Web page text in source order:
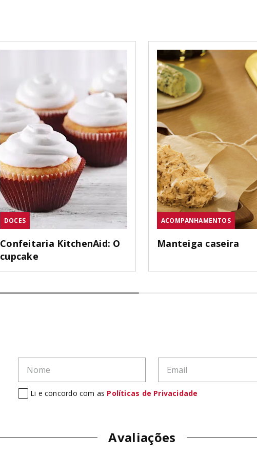
DOCES
Confeitaria KitchenAid: O
cupcake
ACOMPANHAMENTOS
Manteiga caseira
Li e concordo com as Políticas de Privacidade
Avaliações